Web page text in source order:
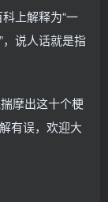
上解释为“一
说人话就是指
摩出这十个梗
有误，欢迎大